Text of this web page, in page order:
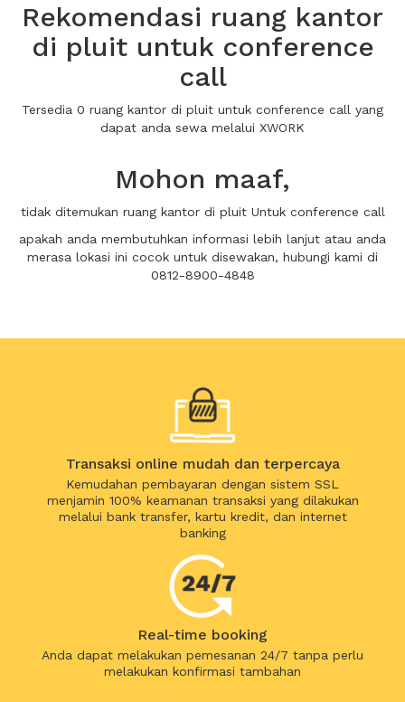
Rekomendasi ruang kantor
di pluit untuk conference
call
Tersedia 0 ruang kantor di pluit untuk conference call yang
dapat anda sewa melalui XWORK
Mohon maaf,
tidak ditemukan ruang kantor di pluit Untuk conference call
apakah anda membutuhkan informasi lebih lanjut atau anda
merasa lokasi ini cocok untuk disewakan, hubungi kami di
0812-8900-4848
Transaksi online mudah dan terpercaya
Kemudahan pembayaran dengan sistem SSL
menjamin 100% keamanan transaksi yang dilakukan
melalui bank transfer, kartu kredit, dan internet
banking
Real-time booking
Anda dapat melakukan pemesanan 24/7 tanpa perlu
melakukan konfirmasi tambahan